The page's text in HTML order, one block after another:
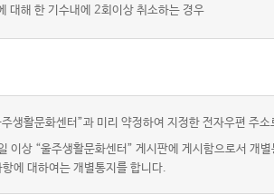
대해 한 기수내에 2회이상 취소하는 경우
생활문화센터”과 미리 약정하여 지정한 전자우편 주
이상 “울주생활문화센터” 게시판에 게시함으로서 개
에 대하여는 개별통지를 합니다.